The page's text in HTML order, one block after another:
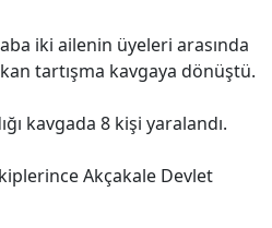
iki ailenin üyeleri arasında
tartışma kavgaya dönüştü.
kavgada 8 kişi yaralandı.
Akçakale Devlet